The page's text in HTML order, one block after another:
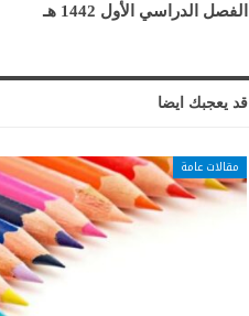
الفصل الدراسي الأول 1442 هـ
قد يعجبك ايضا
مقالات عامة